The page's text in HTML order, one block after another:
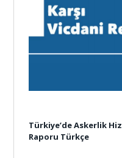
Türkiye’de Askerlik
Raporu Türkçe